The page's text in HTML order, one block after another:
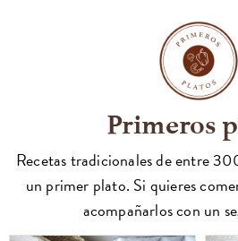
Primeros
Recetas tradicionales de entre
un primer plato. Si quieres
acompañarlos con un